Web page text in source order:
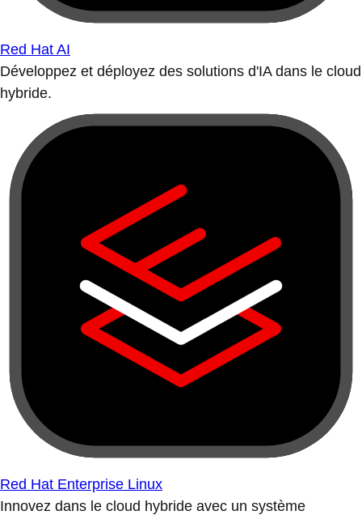
Red Hat AI
Développez et déployez des solutions d'IA dans le cloud
hybride.
Red Hat Enterprise Linux
Innovez dans le cloud hybride avec un système